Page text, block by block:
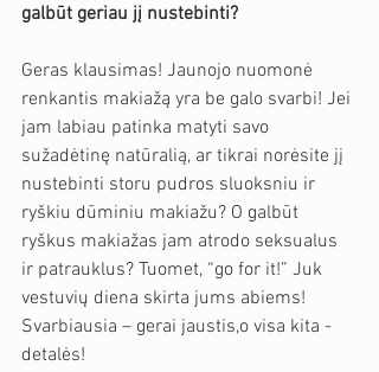
galbūt geriau jį nustebinti?
Geras klausimas! Jaunojo nuomonė
renkantis makiažą yra be galo svarbi! Jei
jam labiau patinka matyti savo
sužadėtinę natūralią, ar tikrai norėsite jį
nustebinti storu pudros sluoksniu ir
ryškiu dūminiu makiažu? O galbūt
ryškus makiažas jam atrodo seksualus
ir patrauklus? Tuomet, “go for it!” Juk
vestuvių diena skirta jums abiems!
Svarbiausia – gerai jaustis,o visa kita -
detalės!